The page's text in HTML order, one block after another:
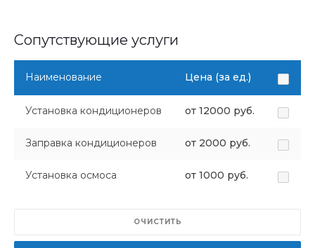
Сопутствующие услуги
Наименование Цена (за ед.)
Установка кондиционеров от 12000 руб.
Заправка кондиционеров от 2000 руб.
Установка осмоса от 1000 руб.
ОЧИСТИТЬ